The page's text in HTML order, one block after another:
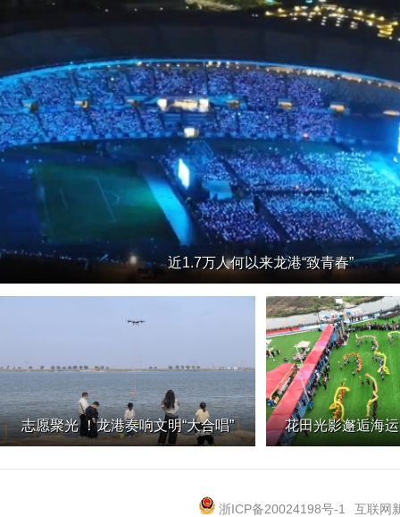
近1.7万人何以来龙港“致青春”
志愿聚光 ！龙港奏响文明“大合唱” 花田光影邂逅海
乡村旅游节暨第四
文化
浙ICP备20024198号-1 互联网